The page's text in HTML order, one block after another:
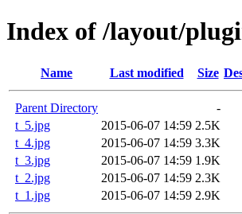
Index of /layout/
Name Last modified Size
Parent Directory
-
t_5.jpg
2015-06-07 14:59 2.5K
t_4.jpg
2015-06-07 14:59 3.3K
t_3.jpg
2015-06-07 14:59 1.9K
t_2.jpg
2015-06-07 14:59 2.3K
t_1.jpg
2015-06-07 14:59 2.9K